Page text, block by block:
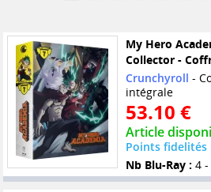
My Hero
Collector -
Crunchyroll -
intégrale
53.10 €
Article
Points fidelités
Nb Blu-Ray : 4 -